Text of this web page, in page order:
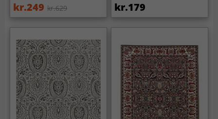
kr.249 kr.629 kr.179